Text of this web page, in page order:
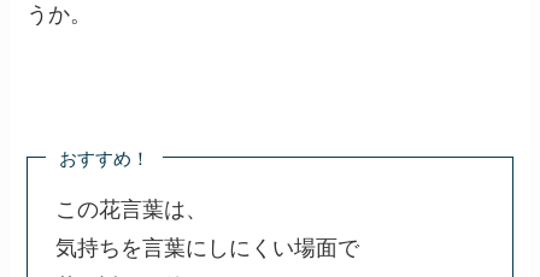
うか。
おすすめ！
この花言葉は、
気持ちを言葉にしにくい場面で